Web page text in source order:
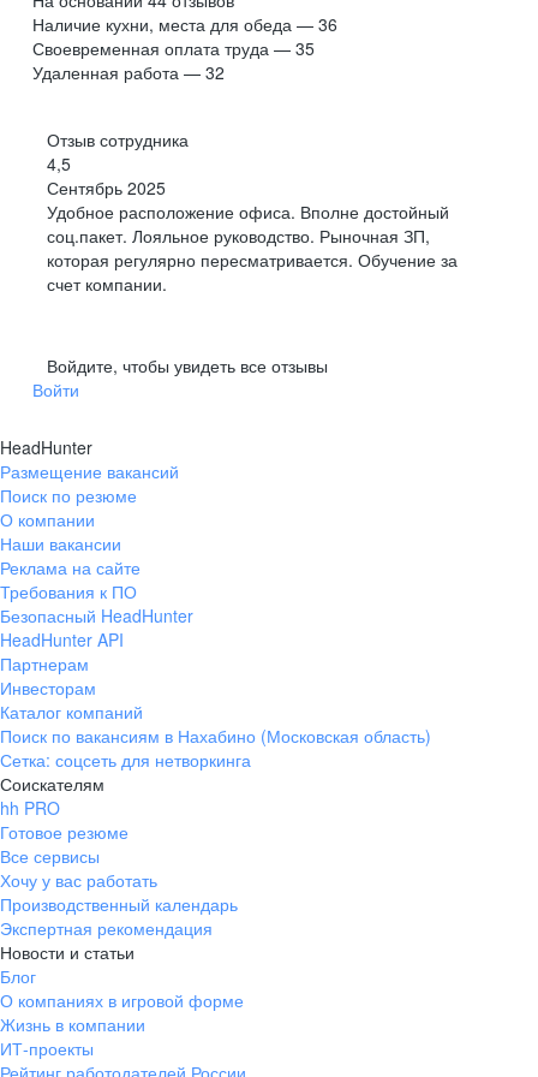
Наличие кухни, места для обеда — 36
Своевременная оплата труда — 35
Удаленная работа — 32
Отзыв сотрудника
4,5
Сентябрь 2025
Удобное расположение офиса. Вполне достойный
соц.пакет. Лояльное руководство. Рыночная ЗП,
которая регулярно пересматривается. Обучение за
счет компании.
Войдите, чтобы увидеть все отзывы
Войти
HeadHunter
Размещение вакансий
Поиск по резюме
О компании
Наши вакансии
Реклама на сайте
Требования к ПО
Безопасный HeadHunter
HeadHunter API
Партнерам
Инвесторам
Каталог компаний
Поиск по вакансиям в Нахабино (Московская область)
Сетка: соцсеть для нетворкинга
Соискателям
hh PRO
Готовое резюме
Все сервисы
Хочу у вас работать
Производственный календарь
Экспертная рекомендация
Новости и статьи
Блог
О компаниях в игровой форме
Жизнь в компании
ИТ-проекты